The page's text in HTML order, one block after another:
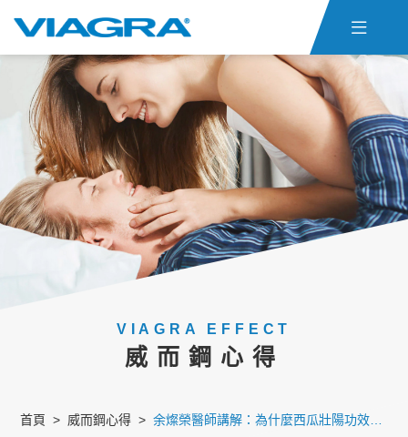

首頁
關於ED 威而鋼心得
聯絡我們 貨態查詢
威而鋼購買
VIAGRA EFFECT
威而鋼心得
首頁 威而鋼心得